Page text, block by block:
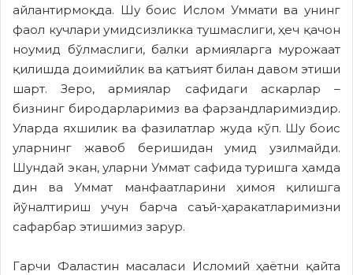
айлантирмоқда. Шу боис Ислом Уммати ва унинг
фаол кучлари умидсизликка тушмаслиги, ҳеч қачон
ноумид бўлмаслиги, балки армияларга мурожаат
қилишда доимийлик ва қатъият билан давом этиши
шарт. Зеро, армиялар сафидаги аскарлар –
бизнинг биродарларимиз ва фарзандларимиздир.
Уларда яхшилик ва фазилатлар жуда кўп. Шу боис
уларнинг жавоб беришидан умид узилмайди.
Шундай экан, уларни Уммат сафида туришга ҳамда
дин ва Уммат манфаатларини ҳимоя қилишга
йўналтириш учун барча саъй-ҳаракатларимизни
сафарбар этишимиз зарур.
Гарчи Фаластин масаласи Исломий ҳаётни қайта